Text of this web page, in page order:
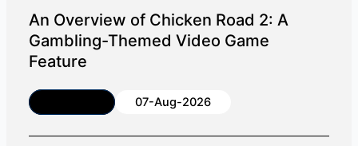
An Overview of Chicken Road 2: A
Gambling-Themed Video Game
Feature
07-Aug-2026